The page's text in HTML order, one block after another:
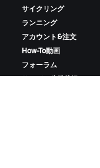
サイクリング
ランニング
アカウント&注文
How-To動画
フォーラム
サーバー稼働状況